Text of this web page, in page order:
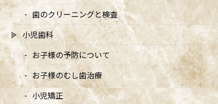
歯のクリーニングと検査
小児歯科
お子様の予防について
お子様のむし歯治療
小児矯正